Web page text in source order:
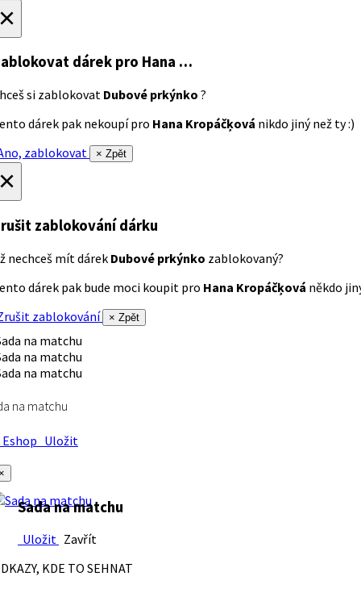
dárek pro Hana …
si zablokovat Dubové prkýnko ?
dárek pak nekoupí pro Hana Kropáčķová nikdo jiný než ty :)
zablokovat
× Zpět
zablokování dárku
nechceš mít dárek Dubové prkýnko zablokovaný?
dárek pak bude moci koupit pro Hana Kropáčķová někdo
zablokování
× Zpět
na matchu
Uložit
Sada na matchu
Uložit Zavřít
KDE TO SEHNAT